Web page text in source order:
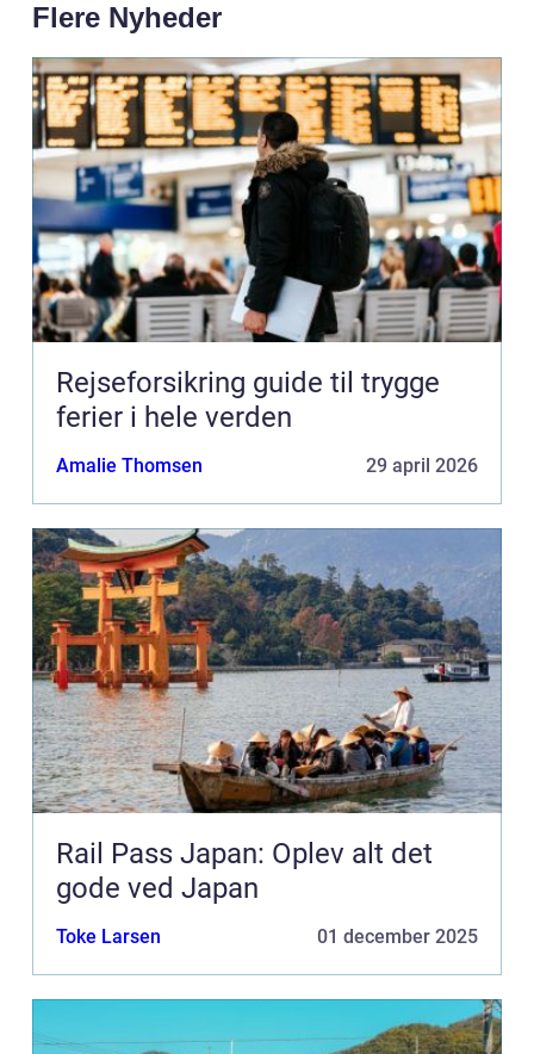
Flere Nyheder
Rejseforsikring guide til trygge
ferier i hele verden
Amalie Thomsen 29 april 2026
Rail Pass Japan: Oplev alt det
gode ved Japan
Toke Larsen 01 december 2025